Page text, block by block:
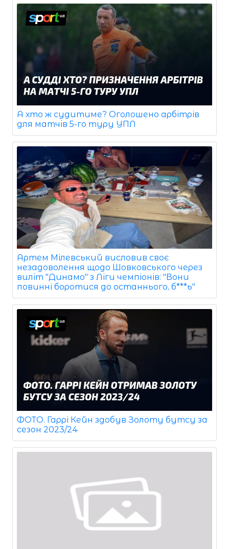
А хто ж судитиме? Оголошено арбітрів
для матчів 5-го туру УПЛ
Артем Мілевський висловив своє
незадоволення щодо Шовковського через
виліт "Динамо" з Ліги чемпіонів: "Вони
повинні боротися до останнього, б***ь"
ФОТО. Гаррі Кейн здобув Золоту бутсу за
сезон 2023/24